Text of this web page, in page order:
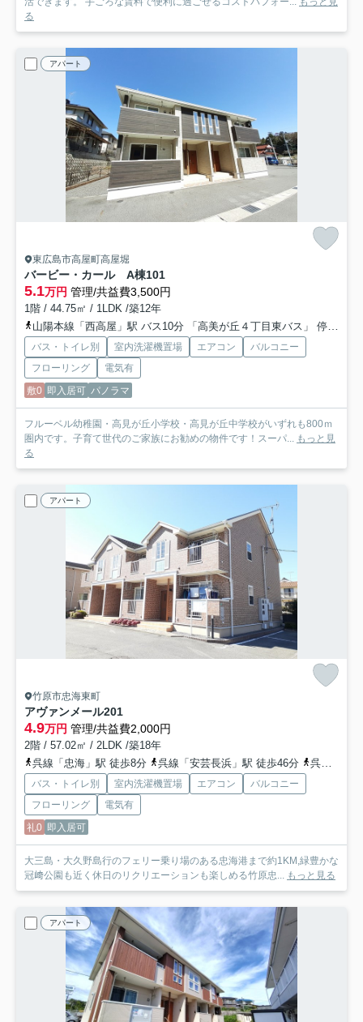
る
アパート
東広島市高屋町高屋堀
バービー・カール A棟101
5.1万円 管理/共益費3,500円
1階 / 44.75㎡ / 1LDK /築12年
山陽本線「西高屋」駅 バス10分 「高美が丘４丁目東バス」 停歩3分
バス・トイレ別 室内洗濯機置場 エアコン
バルコニー
フローリング
電気有
敷0 即入居可 パノラマ
フルーベル幼稚園・高見が丘小学校・高見が丘中学校がいずれも800ｍ
圏内です。子育て世代のご家族にお勧めの物件です！スーパ... もっと見
る
アパート
竹原市忠海東町
アヴァンメール201
4.9万円 管理/共益費2,000円
2階 / 57.02㎡ / 2LDK /築18年
呉線「忠海」駅 徒歩8分
呉線「安芸長浜」駅 徒歩46分 呉線「竹原」駅 徒歩131分車30分 10.0km
バス・トイレ別 室内洗濯機置場 エアコン
バルコニー
フローリング
電気有
礼0 即入居可
大三島・大久野島行のフェリー乗り場のある忠海港まで約1KM,緑豊かな
冠﨑公園も近く休日のリクリエーションも楽しめる竹原忠... もっと見る
アパート